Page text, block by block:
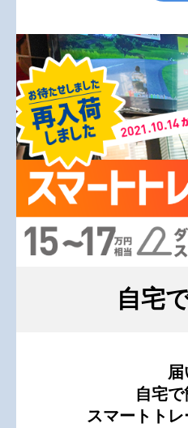
自宅
自宅
スマートト